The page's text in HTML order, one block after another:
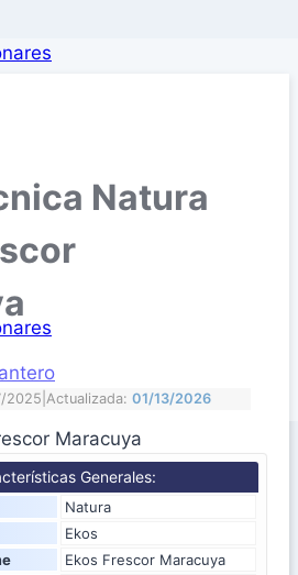
Natura
2025 Actualizada: 01/13/2026
Generales:
Natura
Ekos
Ekos Frescor Maracuya